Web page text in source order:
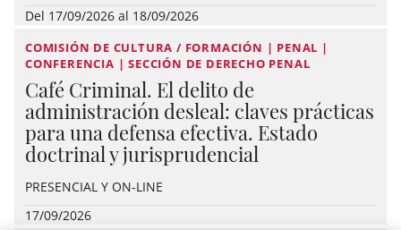
Del 17/09/2026 al 18/09/2026
COMISIÓN DE CULTURA / FORMACIÓN | PENAL |
CONFERENCIA | SECCIÓN DE DERECHO PENAL
Café Criminal. El delito de
administración desleal: claves prácticas
para una defensa efectiva. Estado
doctrinal y jurisprudencial
PRESENCIAL Y ON-LINE
17/09/2026